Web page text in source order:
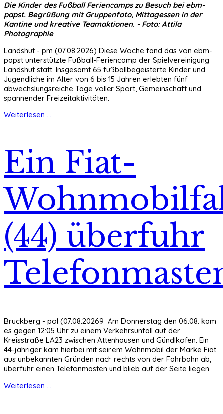
Die Kinder des Fußball Feriencamps zu Besuch bei ebm-
papst. Begrüßung mit Gruppenfoto, Mittagessen in der
Kantine und kreative Teamaktionen. - Foto: Attila
Photographie
Landshut - pm (07.08.2026) Diese Woche fand das von ebm-
papst unterstützte Fußball-Feriencamp der Spielvereinigung
Landshut statt. Insgesamt 65 fußballbegeisterte Kinder und
Jugendliche im Alter von 6 bis 15 Jahren erlebten fünf
abwechslungsreiche Tage voller Sport, Gemeinschaft und
spannender Freizeitaktivitäten.
Weiterlesen ...
Ein Fiat-
(44) überfuhr
Bruckberg - pol (07.08.20269 Am Donnerstag den 06.08. kam
es gegen 12:05 Uhr zu einem Verkehrsunfall auf der
Kreisstraße LA23 zwischen Attenhausen und Gündlkofen. Ein
44-jähriger kam hierbei mit seinem Wohnmobil der Marke Fiat
aus unbekannten Gründen nach rechts von der Fahrbahn ab,
überfuhr einen Telefonmasten und blieb auf der Seite liegen.
Weiterlesen ...